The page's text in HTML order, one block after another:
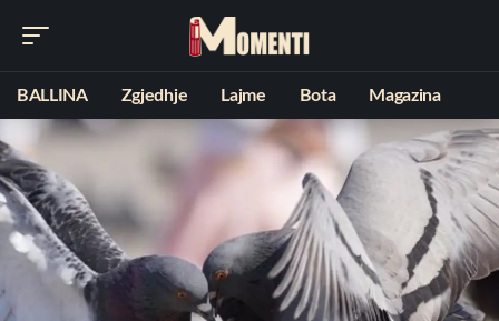
BALLINA Zgjedhje Lajme Bota Magazina